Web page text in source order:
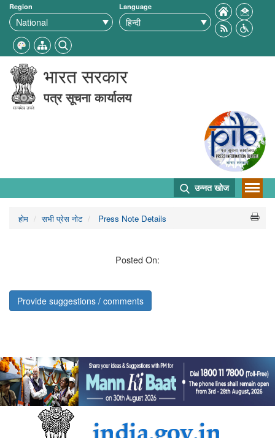
Region Language
भारत सरकार
पत्र सूचना कार्यालय
उन्नत खोज
होम सभी प्रेस नोट Press Note Details
Posted On:
Provide suggestions / comments